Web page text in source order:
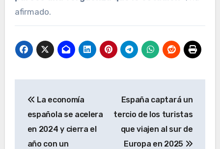
afirmado.
de
entradas
La economía
española se acelera
en 2024 y cierra el
año con un
España captará un
tercio de los turistas
que viajen al sur de
Europa en 2025